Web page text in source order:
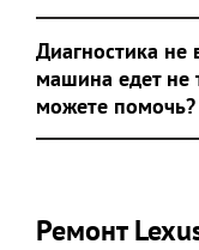
Диагностика не
машина едет не
можете помочь?
Ремонт